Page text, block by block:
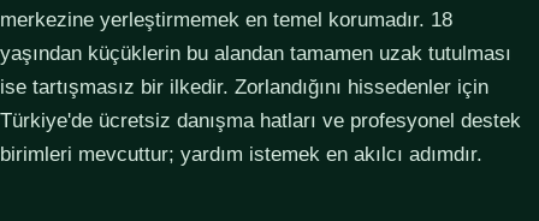
merkezine yerleştirmemek en temel korumadır. 18
yaşından küçüklerin bu alandan tamamen uzak tutulması
ise tartışmasız bir ilkedir. Zorlandığını hissedenler için
Türkiye'de ücretsiz danışma hatları ve profesyonel destek
birimleri mevcuttur; yardım istemek en akılcı adımdır.